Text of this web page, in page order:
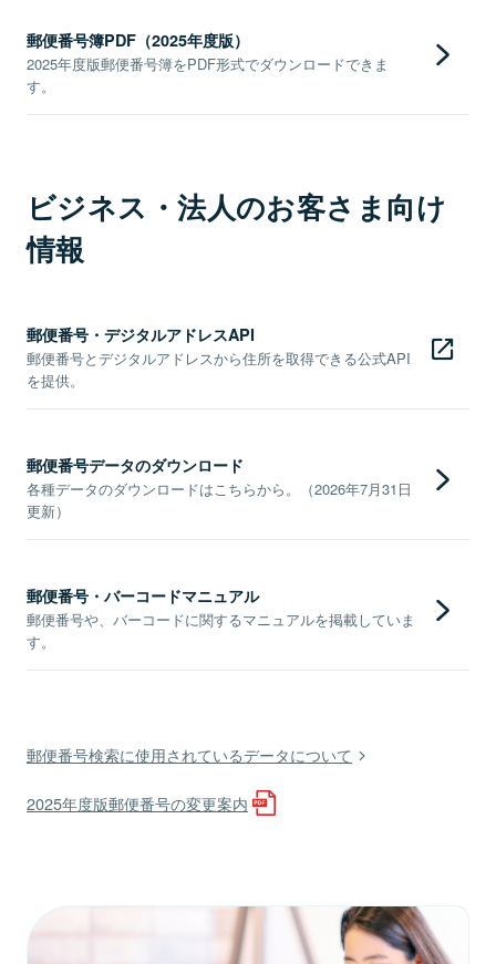
郵便番号簿PDF（2025年度版）
2025年度版郵便番号簿をPDF形式でダウンロードできま
す。
ビジネス・法人のお客さま向け
情報
郵便番号・デジタルアドレスAPI
郵便番号とデジタルアドレスから住所を取得できる公式API
を提供。
郵便番号データのダウンロード
各種データのダウンロードはこちらから。（2026年7月31日
更新）
郵便番号・バーコードマニュアル
郵便番号や、バーコードに関するマニュアルを掲載していま
す。
郵便番号検索に使用されているデータについて
2025年度版郵便番号の変更案内